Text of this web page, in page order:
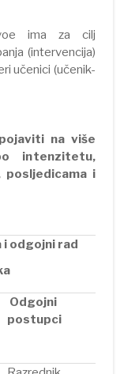
ima za cilj
(intervencija)
učenici (učenik-
na više
intenzitetu,
i
i odgojni rad
Odgojni
postupci